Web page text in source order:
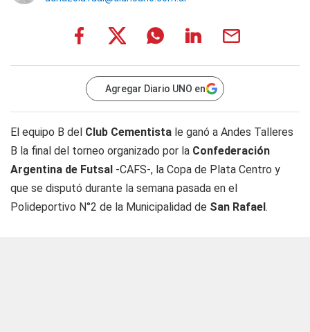
Agregar Diario UNO en
El equipo B del Club Cementista le ganó a Andes Talleres
B la final del torneo organizado por la Confederación
Argentina de Futsal -CAFS-, la Copa de Plata Centro y
que se disputó durante la semana pasada en el
Polideportivo N°2 de la Municipalidad de San Rafael.